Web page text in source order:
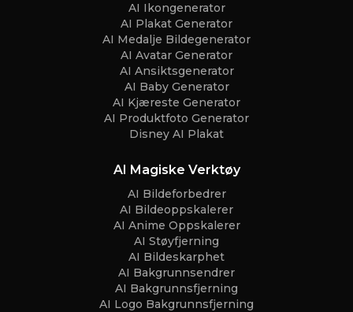
AI Ikongenerator
AI Plakat Generator
AI Medalje Bildegenerator
AI Avatar Generator
AI Ansiktsgenerator
AI Baby Generator
AI Kjæreste Generator
AI Produktfoto Generator
Disney AI Plakat
AI Magiske Verktøy
AI Bildeforbedrer
AI Bildeoppskalerer
AI Anime Oppskalerer
AI Støyfjerning
AI Bildeskarphet
AI Bakgrunnsendrer
AI Bakgrunnsfjerning
AI Logo Bakgrunnsfjerning